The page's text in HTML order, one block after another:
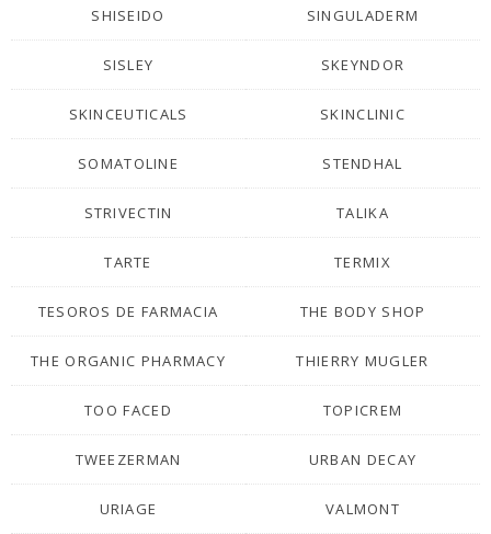
SHISEIDO SINGULADERM
SISLEY SKEYNDOR
SKINCEUTICALS SKINCLINIC
SOMATOLINE STENDHAL
STRIVECTIN TALIKA
TARTE TERMIX
TESOROS DE FARMACIA THE BODY SHOP
THE ORGANIC PHARMACY THIERRY MUGLER
TOO FACED TOPICREM
TWEEZERMAN URBAN DECAY
URIAGE VALMONT